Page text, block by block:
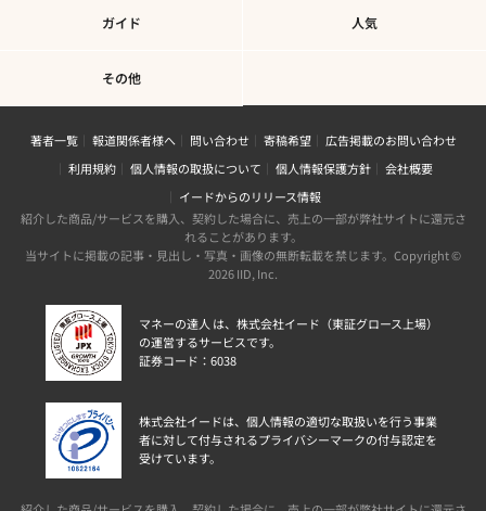
ガイド 人気
その他
著者一覧 報道関係者様へ 問い合わせ 寄稿希望
広告掲載のお問い合わせ
利用規約
個人情報の取扱について 個人情報保護方針
会社概要
イードからのリリース情報
紹介した商品/サービスを購入、契約した場合に、売上の一部が弊社サイトに還元さ
れることがあります。
当サイトに掲載の記事・見出し・写真・画像の無断転載を禁じます。Copyright ©
2026 IID, Inc.
マネーの達人 は、株式会社イード（東証グロース上場）
の運営するサービスです。
証券コード：6038
株式会社イードは、個人情報の適切な取扱いを行う事業
者に対して付与されるプライバシーマークの付与認定を
受けています。